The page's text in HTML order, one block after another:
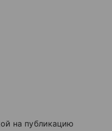
на публикацию